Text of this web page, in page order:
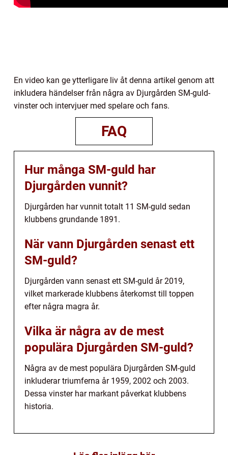
En video kan ge ytterligare liv åt denna artikel genom att
inkludera händelser från några av Djurgården SM-guld-
vinster och intervjuer med spelare och fans.
FAQ
Hur många SM-guld har
Djurgården vunnit?
Djurgården har vunnit totalt 11 SM-guld sedan
klubbens grundande 1891.
När vann Djurgården senast ett
SM-guld?
Djurgården vann senast ett SM-guld år 2019,
vilket markerade klubbens återkomst till toppen
efter några magra år.
Vilka är några av de mest
populära Djurgården SM-guld?
Några av de mest populära Djurgården SM-guld
inkluderar triumferna år 1959, 2002 och 2003.
Dessa vinster har markant påverkat klubbens
historia.